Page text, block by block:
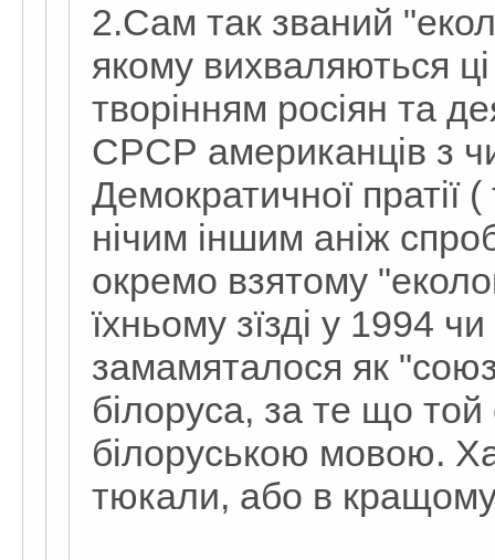
2.Сам так званий
якому вихваляються
творінням росіян та
СРСР американців з
Демократичної пратії (
нічим іншим аніж
окремо взятому
їхньому зїзді у 1994
замамяталося як
білоруса, за те що
білоруською мовою.
тюкали, або в